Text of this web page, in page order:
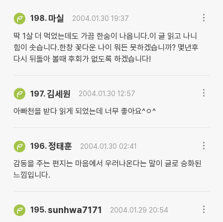
198. 마실 2004.01.30 19:37
딱 1살 더 먹었는데도 가끔 한숨이 나옵니다.이 글 읽고 나니
힘이 솟습니다.한창 꽃다운 나이 뭐든 못하겠습니까? 몇년후
다시 뒤돌아 볼때 후회가 없도록 하겠습니다!
197.김세원 2004.01.30 12:57
아빠천을 받다 읽게 되었는데 너무 좋아요^ㅇ^
196.정태훈 2004.01.30 02:41
감동을 주는 편지는 마음에서 우러나온다는 말이 글로 승화된
느낌입니다.
195. sunhwa7171 2004.01.29 20:54